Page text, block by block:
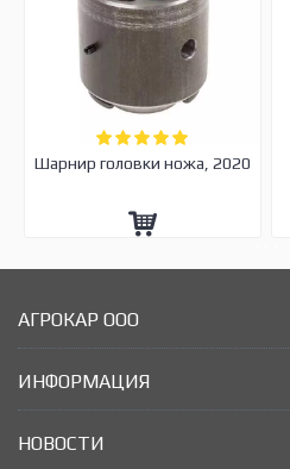
Шарнир головки ножа, 2020
АГРОКАР ООО
ИНФОРМАЦИЯ
НОВОСТИ